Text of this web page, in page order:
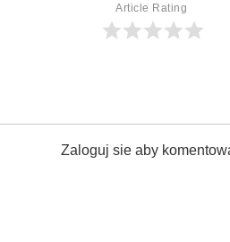
Article Rating
Zaloguj sie aby